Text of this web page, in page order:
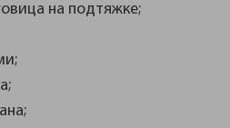
на подтяжке;